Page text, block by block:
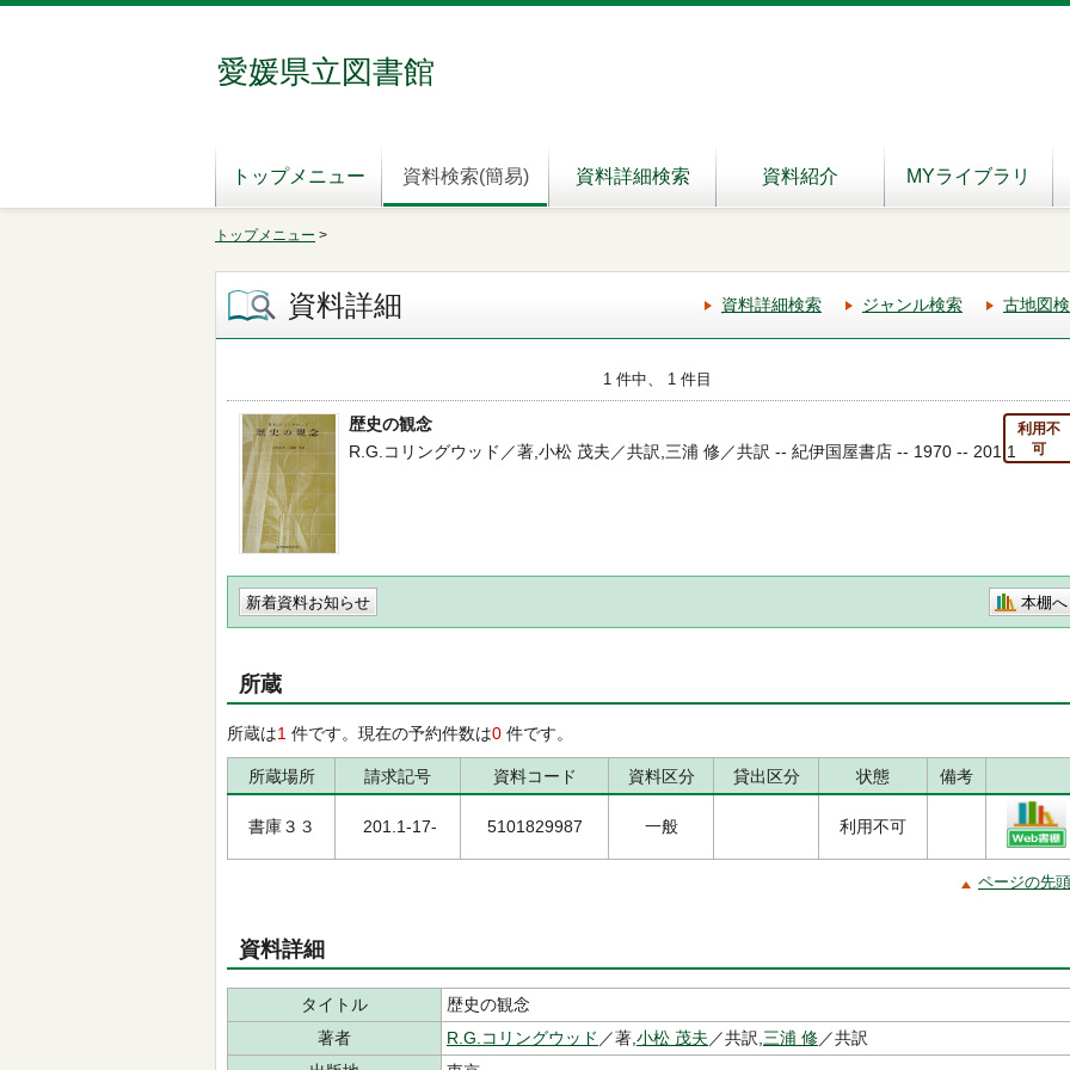
愛媛県立図書館
トップメニュー 資料検索(簡易) 資料詳細検索 資料紹介 MYライブラリ
トップメニュー >
資料詳細 資料詳細検索 ジャンル検索 古地図
1 件中、 1 件目
歴史の観念
利用不
可
R.G.コリングウッド／著,小松 茂夫／共訳,三浦 修／共訳 -- 紀伊国屋書店 -- 1970 -- 201.1
新着資料お知らせ 本棚へ
所蔵
所蔵は1 件です。現在の予約件数は0 件です。
所蔵場所 請求記号 資料コード 資料区分 貸出区分 状態 備考
書庫３３ 201.1-17- 5101829987 一般 利用不可
ページの先
資料詳細
タイトル
歴史の観念
著者
R.G.コリングウッド ／著, 小松 茂夫 ／共訳, 三浦 修／共訳